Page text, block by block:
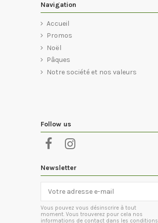
Navigation
Accueil
Promos
Noël
Pâques
Notre société et nos valeurs
Follow us
Newsletter
Vous pouvez vous désinscrire à tout
moment. Vous trouverez pour cela nos
informations de contact dans les conditions